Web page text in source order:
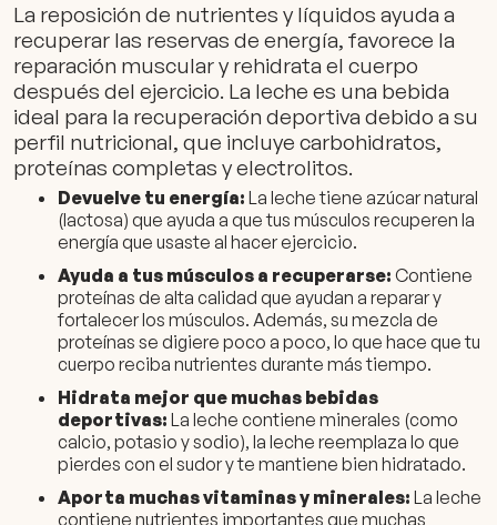
La reposición de nutrientes y líquidos ayuda a
recuperar las reservas de energía, favorece la
reparación muscular y rehidrata el cuerpo
después del ejercicio. La leche es una bebida
ideal para la recuperación deportiva debido a su
perfil nutricional, que incluye carbohidratos,
proteínas completas y electrolitos.
Devuelve tu energía: La leche tiene azúcar natural
(lactosa) que ayuda a que tus músculos recuperen la
energía que usaste al hacer ejercicio.
Ayuda a tus músculos a recuperarse: Contiene
proteínas de alta calidad que ayudan a reparar y
fortalecer los músculos. Además, su mezcla de
proteínas se digiere poco a poco, lo que hace que tu
cuerpo reciba nutrientes durante más tiempo.
Hidrata mejor que muchas bebidas
deportivas: La leche contiene minerales (como
calcio, potasio y sodio), la leche reemplaza lo que
pierdes con el sudor y te mantiene bien hidratado.
Aporta muchas vitaminas y minerales: La leche
contiene nutrientes importantes que muchas